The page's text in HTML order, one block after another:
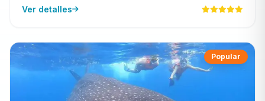
Ver detalles
Popular